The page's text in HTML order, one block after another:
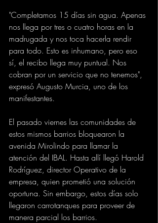
"Completamos 15 días sin agua. Apenas
nos llega por tres o cuatro horas en la
madrugada y nos toca hacerla rendir
para todo. Esto es inhumano, pero eso
sí, el recibo llega muy puntual. Nos
cobran por un servicio que no tenemos",
expresó Augusto Murcia, uno de los
manifestantes.
El pasado viernes las comunidades de
estos mismos barrios bloquearon la
avenida Mirolindo para llamar la
atención del IBAL. Hasta allí llegó Harold
Rodríguez, director Operativo de la
empresa, quien prometió una solución
oportuna. Sin embargo, estos días solo
llegaron carrotanques para proveer de
manera parcial los barrios.